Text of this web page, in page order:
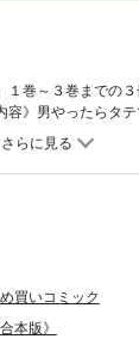
１巻～３巻までの
容》男やったらタ
丘。千里太閤小学
たことが大嫌いな硬
全書を音読する
コレを撃退！ 名
雷蔵とその親友・
やらないなら俺
する、大興奮の熱
２巻）！ ※単巻、
買いコミック
本版》